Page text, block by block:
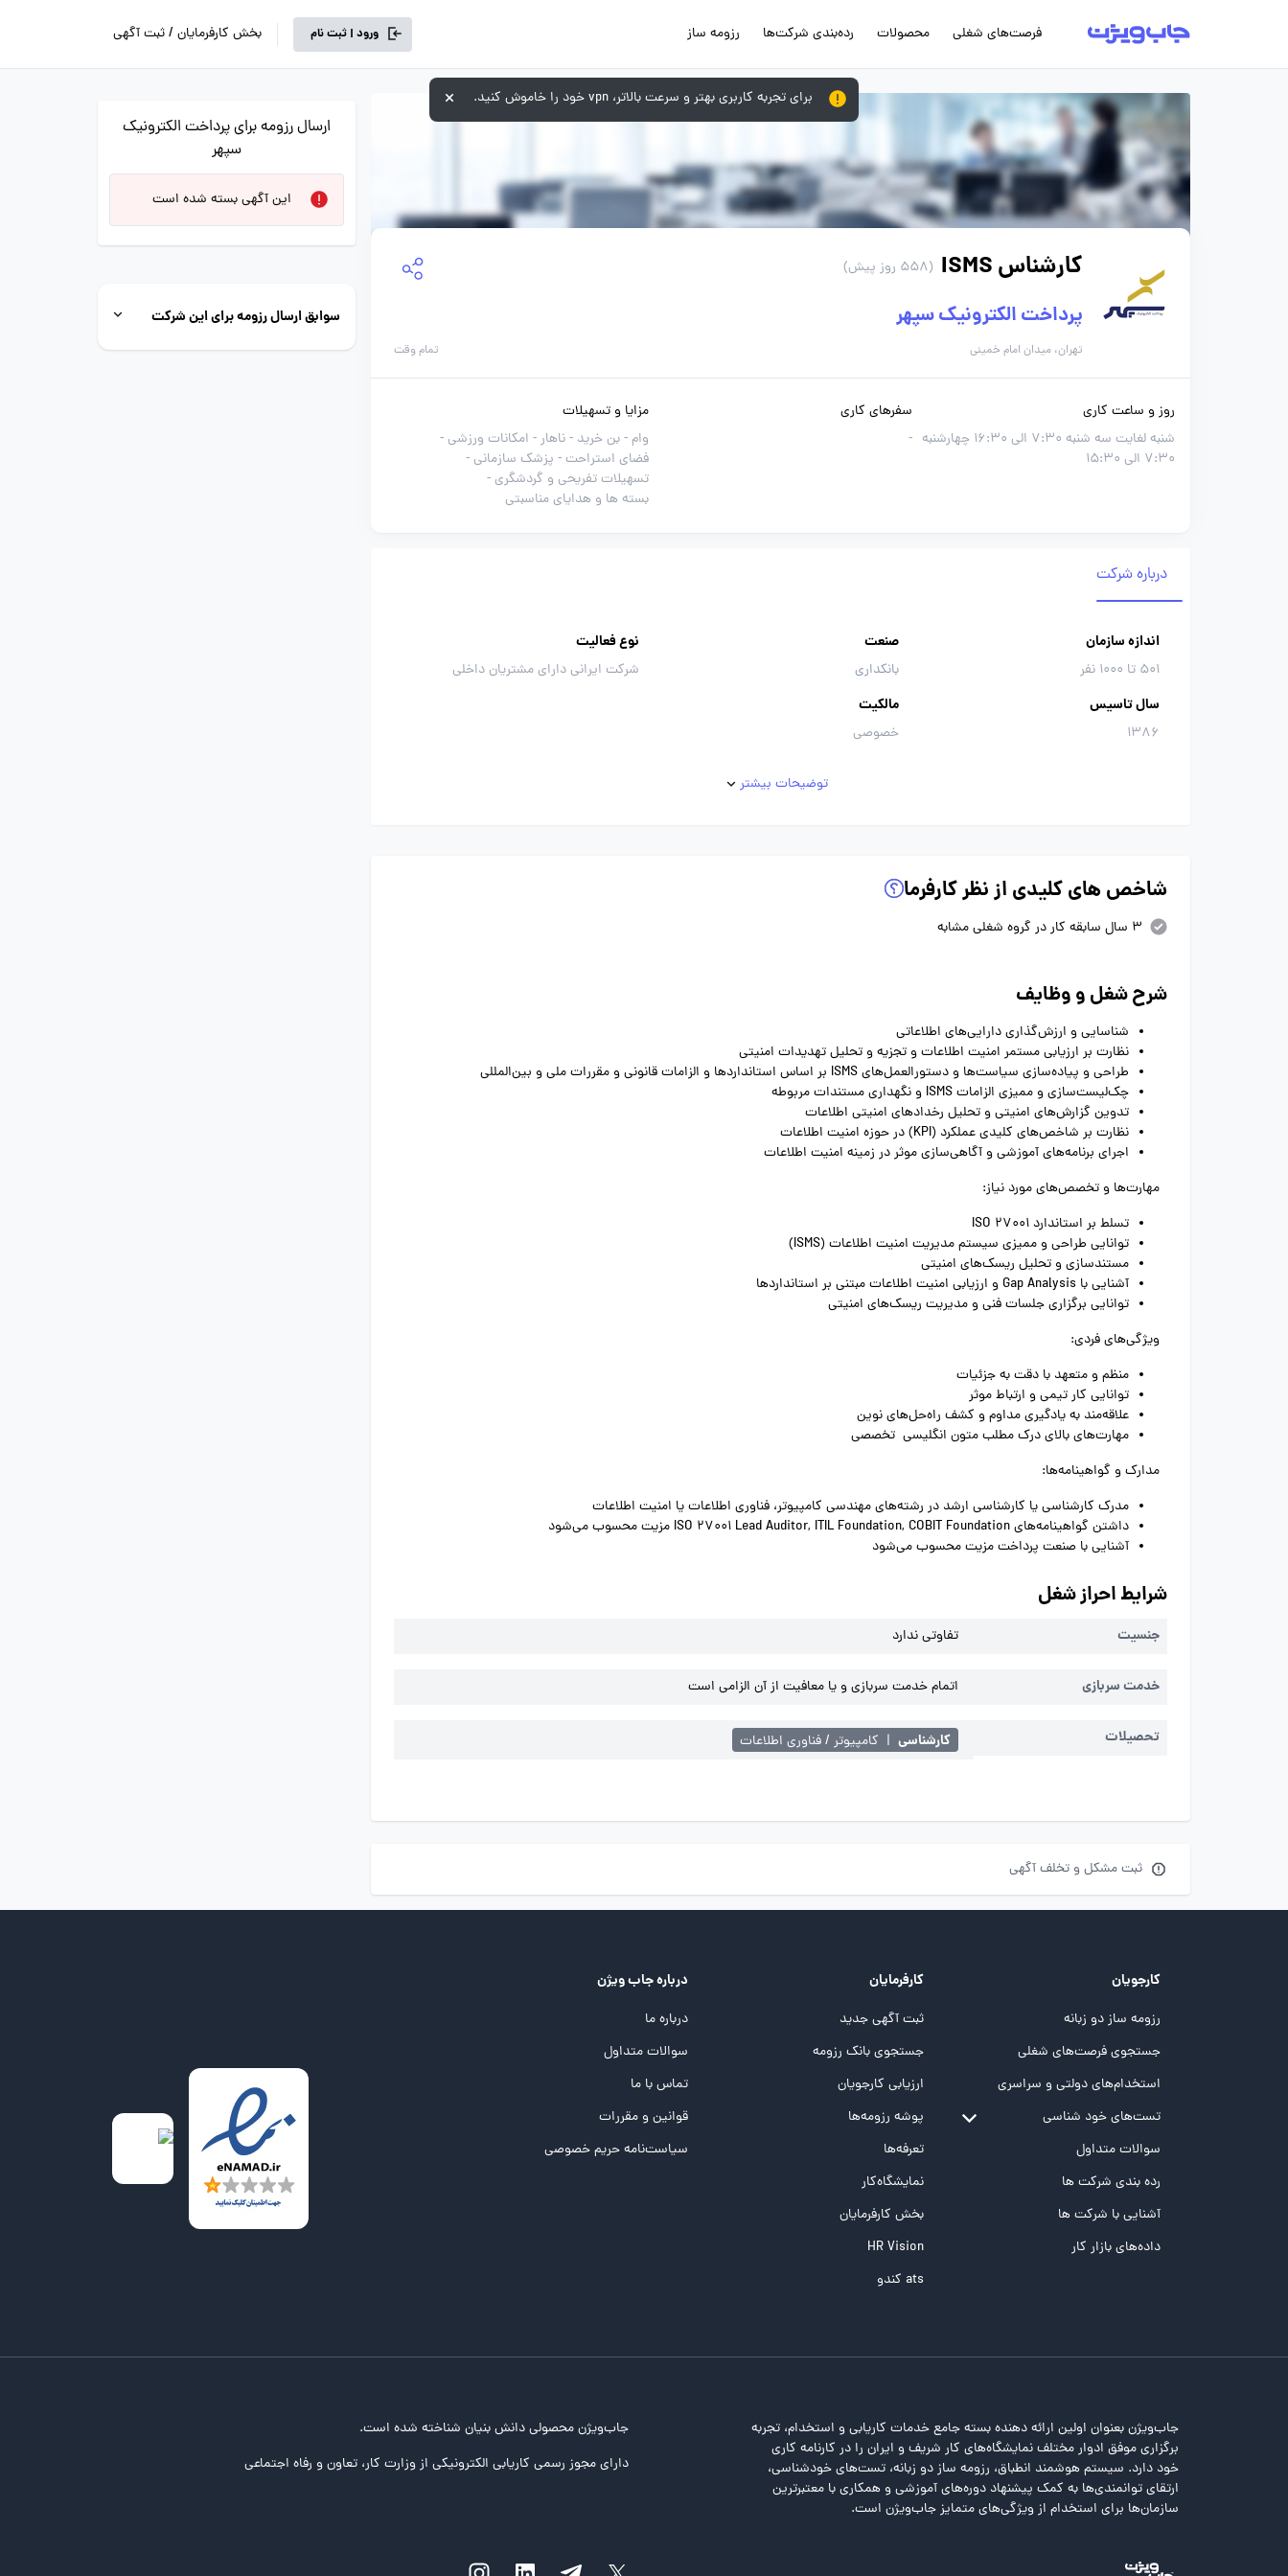
فرصت‌های شغلی محصولات رده‌بندی شرکت‌ها رزومه ساز ورود | ثبت نام بخش کارفرمایان / ثبت آگهی
کارشناس ISMS (558 روز پیش)
پرداخت الکترونیک سپهر
تهران، میدان امام خمینی تمام وقت
روز و ساعت کاری
شنبه لغایت سه شنبه 7:30 الی 16:30 چهارشنبه
7:30 الی 15:30
سفرهای کاری
-
مزایا و تسهیلات
وام - بن خرید - ناهار - امکانات ورزشی -
فضای استراحت - پزشک سازمانی -
تسهیلات تفریحی و گردشگری -
بسته ها و هدایای مناسبتی
درباره شرکت
اندازه سازمان
501 تا 1000 نفر
صنعت
بانکداری
نوع فعالیت
شرکت ایرانی دارای مشتریان داخلی
سال تاسیس
1386
مالکیت
خصوصی
توضیحات بیشتر
شاخص های کلیدی از نظر کارفرما
3 سال سابقه کار در گروه شغلی مشابه
شرح شغل و وظایف
شناسایی و ارزش‌گذاری دارایی‌های اطلاعاتی
نظارت بر ارزیابی مستمر امنیت اطلاعات و تجزیه و تحلیل تهدیدات امنیتی
طراحی و پیاده‌سازی سیاست‌ها و دستورالعمل‌های ISMS بر اساس استانداردها و الزامات قانونی و مقررات ملی و بین‌المللی
چک‌لیست‌سازی و ممیزی الزامات ISMS و نگهداری مستندات مربوطه
تدوین گزارش‌های امنیتی و تحلیل رخدادهای امنیتی اطلاعات
نظارت بر شاخص‌های کلیدی عملکرد (KPI) در حوزه امنیت اطلاعات
اجرای برنامه‌های آموزشی و آگاهی‌سازی موثر در زمینه امنیت اطلاعات
مهارت‌ها و تخصص‌های مورد نیاز:
تسلط بر استاندارد ISO 27001
توانایی طراحی و ممیزی سیستم مدیریت امنیت اطلاعات (ISMS)
مستندسازی و تحلیل ریسک‌های امنیتی
آشنایی با Gap Analysis و ارزیابی امنیت اطلاعات مبتنی بر استانداردها
توانایی برگزاری جلسات فنی و مدیریت ریسک‌های امنیتی
ویژگی‌های فردی:
منظم و متعهد با دقت به جزئیات
توانایی کار تیمی و ارتباط موثر
علاقه‌مند به یادگیری مداوم و کشف راه‌حل‌های نوین
مهارت‌های بالای درک مطلب متون انگلیسی تخصصی
مدارک و گواهینامه‌ها:
مدرک کارشناسی یا کارشناسی ارشد در رشته‌های مهندسی کامپیوتر، فناوری اطلاعات یا امنیت اطلاعات
داشتن گواهینامه‌های ISO 27001 Lead Auditor, ITIL Foundation, COBIT Foundation مزیت محسوب می‌شود
آشنایی با صنعت پرداخت مزیت محسوب می‌شود
شرایط احراز شغل
جنسیت تفاوتی ندارد
خدمت سربازی اتمام خدمت سربازی و یا معافیت از آن الزامی است
تحصیلات کارشناسی | کامپیوتر / فناوری اطلاعات
ثبت مشکل و تخلف آگهی
ارسال رزومه برای پرداخت الکترونیک
سپهر
این آگهی بسته شده است
سوابق ارسال رزومه برای این شرکت
کارجویان
رزومه ساز دو زبانه
جستجوی فرصت‌های شغلی
استخدام‌های دولتی و سراسری
تست‌های خود شناسی
تست MBTI
تست تیپ سنجی شغلی Holland
تست NEO
تست هوش های چندگانه
سوالات متداول
رده بندی شرکت ها
آشنایی با شرکت ها
داده‌های بازار کار
کارفرمایان
ثبت آگهی جدید
جستجوی بانک رزومه
ارزیابی کارجویان
پوشه‌‌ رزومه‌ها
تعرفه‌ها
نمایشگاه‌کار
بخش کارفرمایان
HR Vision
ats کندو
درباره جاب ویژن
درباره ما
سوالات متداول
تماس با ما
قوانین و مقررات
سیاست‌نامه حریم خصوصی
جاب‌ویژن بعنوان اولین ارائه دهنده بسته جامع خدمات کاریابی و استخدام، تجربه
برگزاری موفق ادوار مختلف نمایشگاه‌های کار شریف و ایران را در کارنامه کاری
خود دارد. سیستم هوشمند انطباق، رزومه ساز دو زبانه، تست‌های خودشناسی،
ارتقای توانمندی‌ها به کمک پیشنهاد دوره‌های آموزشی و همکاری با معتبرترین
سازمان‌ها برای استخدام از ویژگی‌های متمایز جاب‌ویژن است.
جاب‌ویژن محصولی دانش بنیان شناخته شده است.
دارای مجوز رسمی کاریابی الکترونیکی از وزارت کار، تعاون و رفاه اجتماعی
برای تجربه کاربری بهتر و سرعت بالاتر، vpn خود را خاموش کنید.